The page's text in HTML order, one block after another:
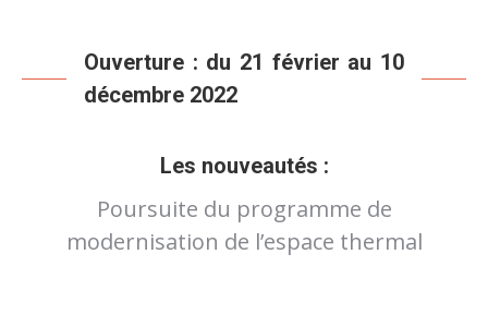
Ouverture : du 21 février au 10
décembre 2022
Les nouveautés :
Poursuite du programme de
modernisation de l’espace thermal